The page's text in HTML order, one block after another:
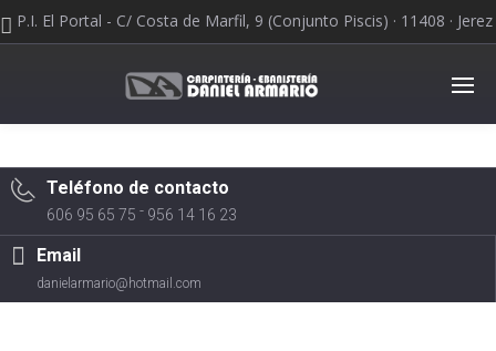
P.I. El Portal - C/ Costa de Marfil, 9 (Conjunto Piscis) · 11408 · Jerez
Teléfono de contacto
606 95 65 75 - 956 14 16 23
Email
danielarmario@hotmail.com